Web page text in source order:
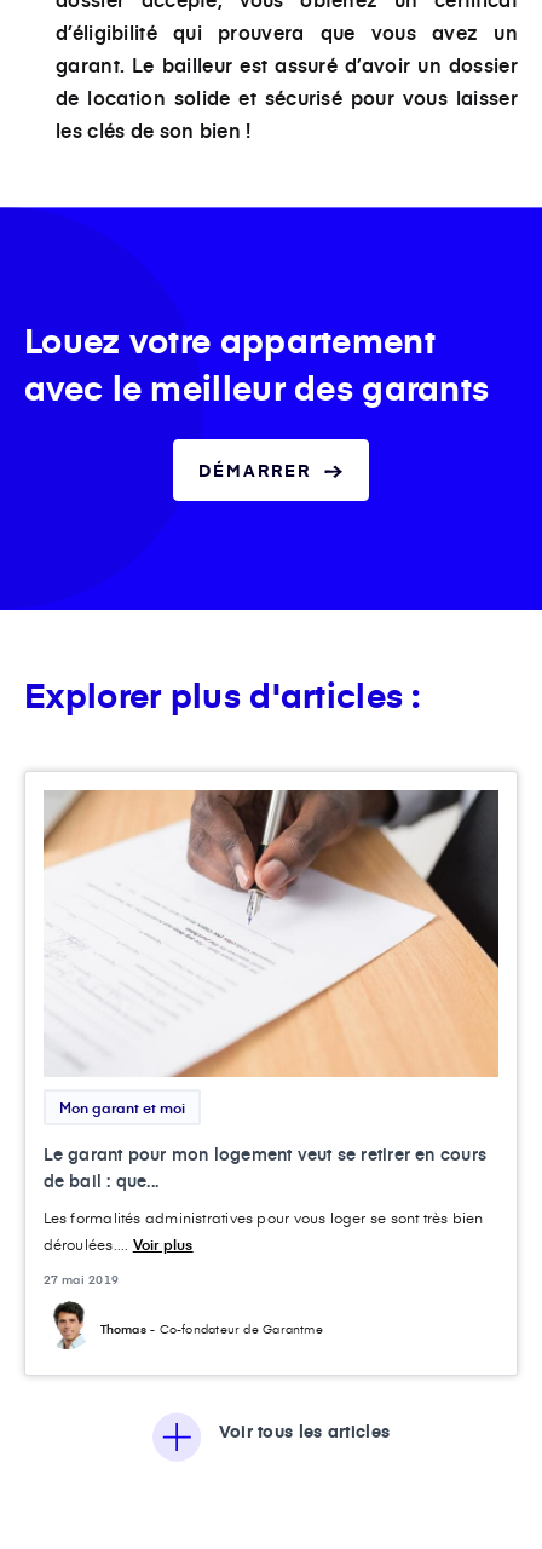
d’éligibilité qui prouvera que vous avez un
garant. Le bailleur est assuré d’avoir un dossier
de location solide et sécurisé pour vous laisser
les clés de son bien !
Louez votre appartement
avec le meilleur des garants
DÉMARRER
Explorer plus d'articles :
Mon garant et moi
Le garant pour mon logement veut se retirer en cours
de bail : que...
Les formalités administratives pour vous loger se sont très bien
déroulées.... Voir plus
27 mai 2019
Thomas- Co-fondateur de Garantme
Voir tous les articles